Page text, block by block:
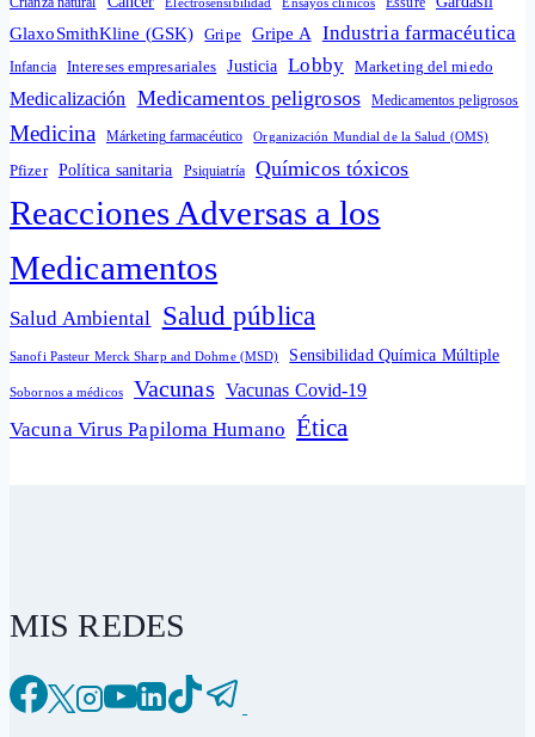
Electrosensibilidad Ensayos clínicos Essure
GlaxoSmithKline (GSK) Gripe Gripe A Industria farmacéutica
Infancia Intereses empresariales Justicia Lobby Marketing del miedo
Medicalización Medicamentos peligrosos Medicamentos peligrosos
Medicina Márketing farmacéutico Organización Mundial de la Salud (OMS)
Pfizer Política sanitaria Psiquiatría Químicos tóxicos
Reacciones Adversas a los
Medicamentos
Salud Ambiental Salud pública
Sanofi Pasteur Merck Sharp and Dohme (MSD) Sensibilidad Química Múltiple
Sobornos a médicos Vacunas Vacunas Covid-19
Vacuna Virus Papiloma Humano Ética
MIS REDES